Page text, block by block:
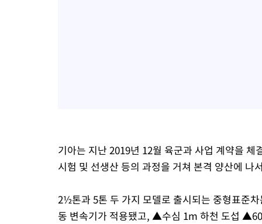
기아는 지난 2019년 12월 육군과 사업 계약을
시험 및 선생산 등의 과정을 거쳐 본격 양산에 나
2½톤과 5톤 두 가지 모델로 출시되는 중형표준
동 변속기가 적용됐고, ▲수심 1m 하천 도섭